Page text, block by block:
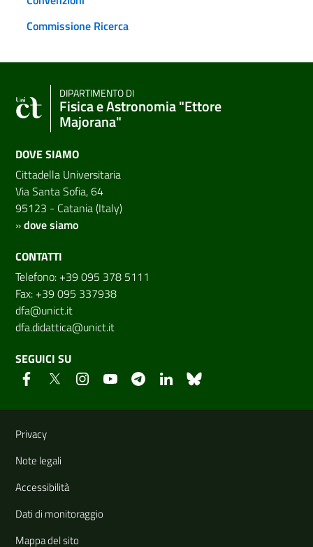
Commissione Ricerca
DIPARTIMENTO DI
Fisica e Astronomia "Ettore
Majorana"
DOVE SIAMO
Cittadella Universitaria
Via Santa Sofia, 64
95123 - Catania (Italy)
»dove siamo
CONTATTI
Telefono: +39 095 378 5111
Fax: +39 095 337938
dfa@unict.it
dfa.didattica@unict.it
SEGUICI SU
Link e informazioni utili
Privacy
Note legali
Accessibilità
Dati di monitoraggio
Mappa del sito